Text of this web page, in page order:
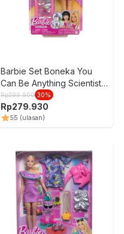
Barbie Set Boneka You
Can Be Anything Scientist
& Accessories JCR70 - Mix
Rp399.900 30%
Rp279.930
55 (ulasan)